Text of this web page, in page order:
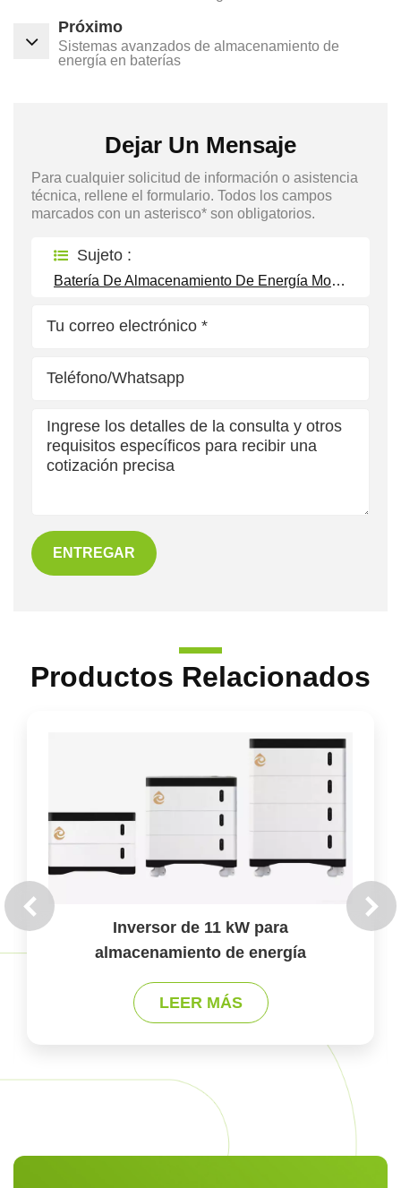
Próximo
Sistemas avanzados de almacenamiento de
energía en baterías
Dejar Un Mensaje
Para cualquier solicitud de información o asistencia
técnica, rellene el formulario. Todos los campos
marcados con un asterisco* son obligatorios.
Sujeto :
Batería De Almacenamiento De Energía Montada En La Pared
ENTREGAR
Productos Relacionados
Inversor de 11 kW para
almacenamiento de energía
LEER MÁS